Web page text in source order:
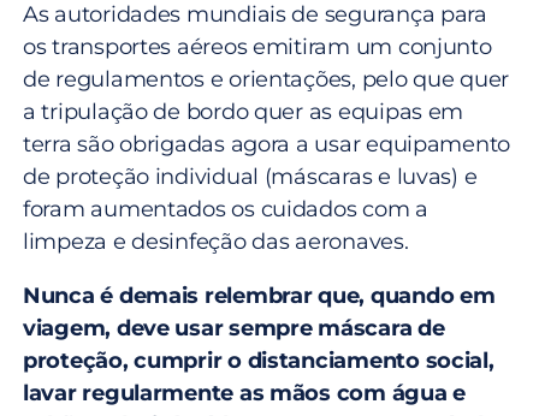
As autoridades mundiais de segurança para
os transportes aéreos emitiram um conjunto
de regulamentos e orientações, pelo que quer
a tripulação de bordo quer as equipas em
terra são obrigadas agora a usar equipamento
de proteção individual (máscaras e luvas) e
foram aumentados os cuidados com a
limpeza e desinfeção das aeronaves.
Nunca é demais relembrar que, quando em
viagem, deve usar sempre máscara de
proteção, cumprir o distanciamento social,
lavar regularmente as mãos com água e